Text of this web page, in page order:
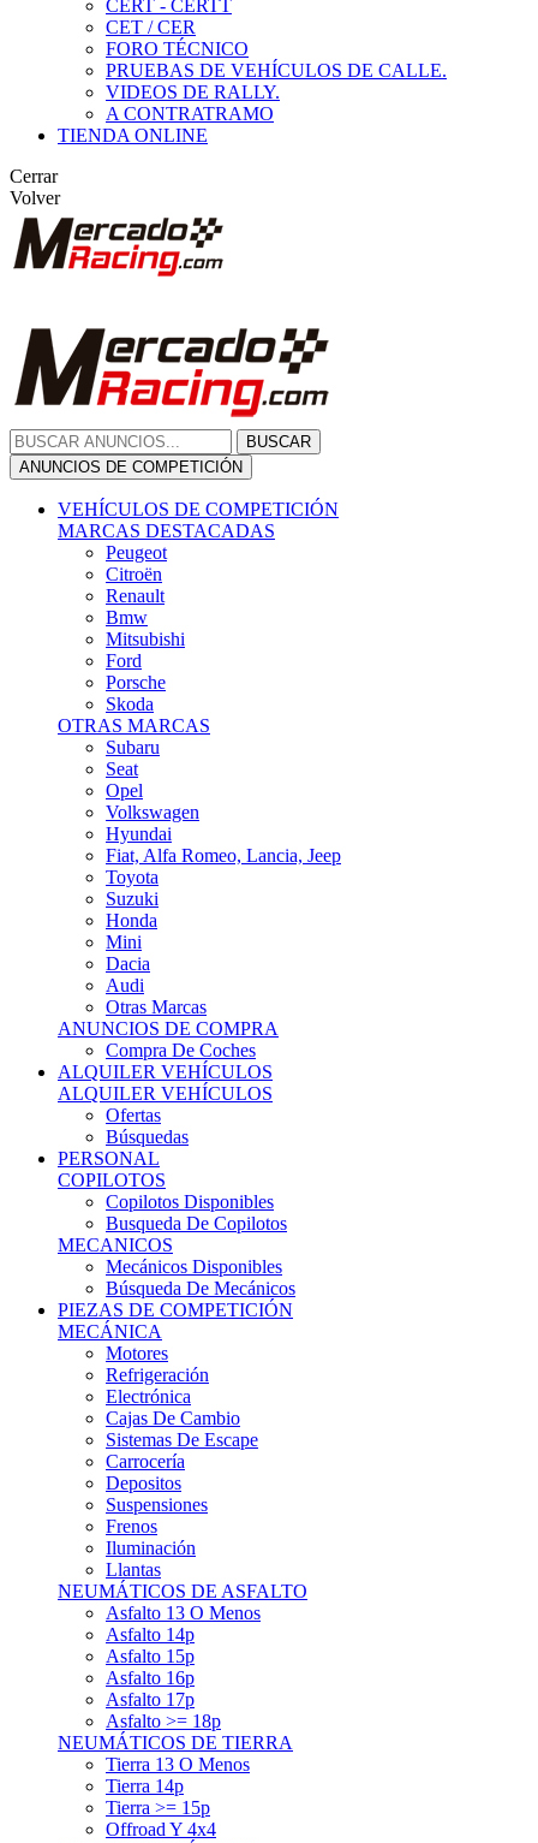
CERT - CERTT
CET / CER
FORO TÉCNICO
PRUEBAS DE VEHÍCULOS DE CALLE.
VIDEOS DE RALLY.
A CONTRATRAMO
TIENDA ONLINE
Cerrar
Volver
BUSCAR
ANUNCIOS DE COMPETICIÓN
VEHÍCULOS DE COMPETICIÓN
MARCAS DESTACADAS
Peugeot
Citroën
Renault
Bmw
Mitsubishi
Ford
Porsche
Skoda
OTRAS MARCAS
Subaru
Seat
Opel
Volkswagen
Hyundai
Fiat, Alfa Romeo, Lancia, Jeep
Toyota
Suzuki
Honda
Mini
Dacia
Audi
Otras Marcas
ANUNCIOS DE COMPRA
Compra De Coches
ALQUILER VEHÍCULOS
ALQUILER VEHÍCULOS
Ofertas
Búsquedas
PERSONAL
COPILOTOS
Copilotos Disponibles
Busqueda De Copilotos
MECANICOS
Mecánicos Disponibles
Búsqueda De Mecánicos
PIEZAS DE COMPETICIÓN
MECÁNICA
Motores
Refrigeración
Electrónica
Cajas De Cambio
Sistemas De Escape
Carrocería
Depositos
Suspensiones
Frenos
Iluminación
Llantas
NEUMÁTICOS DE ASFALTO
Asfalto 13 O Menos
Asfalto 14p
Asfalto 15p
Asfalto 16p
Asfalto 17p
Asfalto >= 18p
NEUMÁTICOS DE TIERRA
Tierra 13 O Menos
Tierra 14p
Tierra >= 15p
Offroad Y 4x4
OTROS NEUMÁTICOS